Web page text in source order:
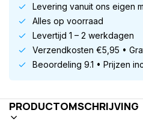
Levering vanuit ons eigen
Alles op voorraad
Levertijd 1 – 2 werkdagen
Verzendkosten €5,95 •
Beoordeling 9.1 • Prijzen
PRODUCTOMSCHRIJVING